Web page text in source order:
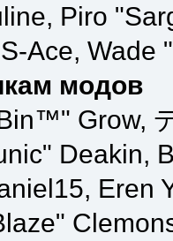
Piro
Ace,
модов
Grow,
Deakin,
Eren